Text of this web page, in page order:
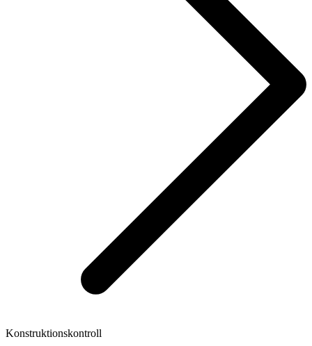
Konstruktionskontroll